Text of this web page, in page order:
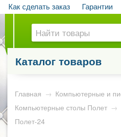
Как сделать заказ
Гарантии
Каталог товаров
Главная → Компьютерные и
Компьютерные столы Полет →
Полет-24